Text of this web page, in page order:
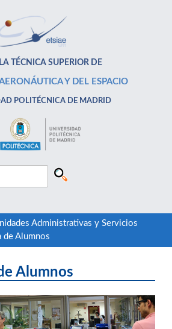
TÉCNICA SUPERIOR DE
Y DEL ESPACIO
POLITÉCNICA DE MADRID
Administrativas y Servicios
de Alumnos
Alumnos